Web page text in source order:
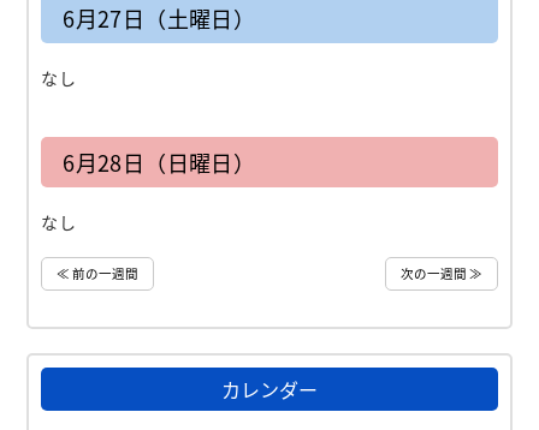
6月27日（土曜日）
なし
6月28日（日曜日）
なし
≪ 前の一週間 次の一週間 ≫
カレンダー